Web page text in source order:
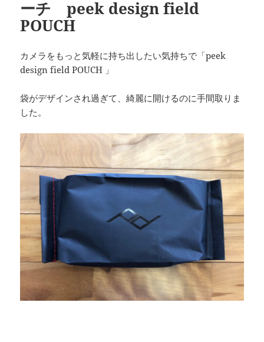
ーチ peek design field
POUCH
カメラをもっと気軽に持ち出したい気持ちで「peek
design field POUCH 」
袋がデザインされ過ぎて、綺麗に開けるのに手間取りま
した。